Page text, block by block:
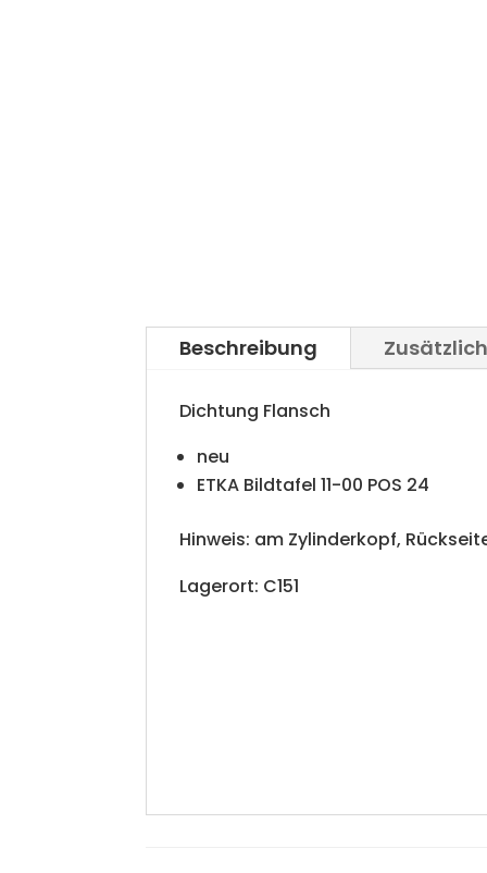
Beschreibung
Dichtung Flansch
neu
ETKA Bildtafel 11-00 POS 24
Hinweis: am Zylinderkopf,
Lagerort: C151